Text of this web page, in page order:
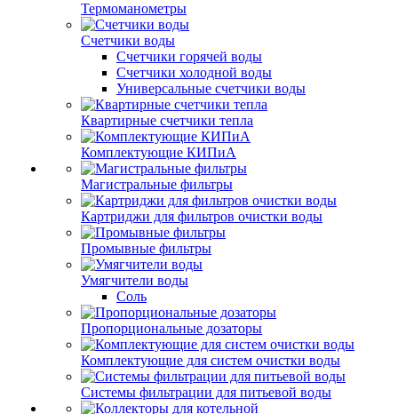
Термоманометры
Счетчики воды
Счетчики горячей воды
Счетчики холодной воды
Универсальные счетчики воды
Квартирные счетчики тепла
Комплектующие КИПиА
Магистральные фильтры
Картриджи для фильтров очистки воды
Промывные фильтры
Умягчители воды
Соль
Пропорциональные дозаторы
Комплектующие для систем очистки воды
Системы фильтрации для питьевой воды